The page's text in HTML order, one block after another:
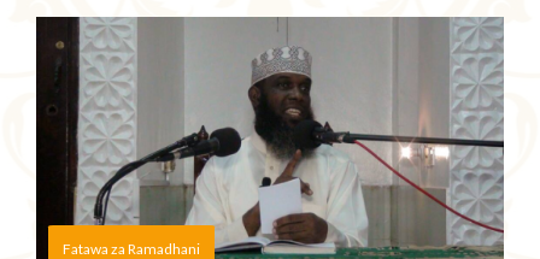
Fatawa za Ramadhani